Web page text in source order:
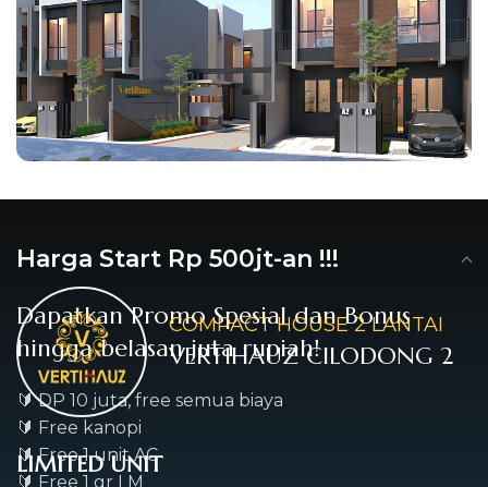
COMPACT HOUSE 2 LANTAI
VERTIHAUZ CILODONG 2
LIMITED UNIT
Harga Start Rp 500jt-an !!!
Dapatkan Promo Spesial dan Bonus
hingga belasan juta rupiah!
🔰 DP 10 juta, free semua biaya
🔰 Free kanopi
🔰 Free 1 unit AC
🔰 Free 1 gr LM